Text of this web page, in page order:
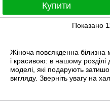
Купити
Показано
Жіноча повсякденна білизна
і красивою: в нашому
моделі, які подарують
вигляду. Зверніть увагу на
коліна, а також короткі; з